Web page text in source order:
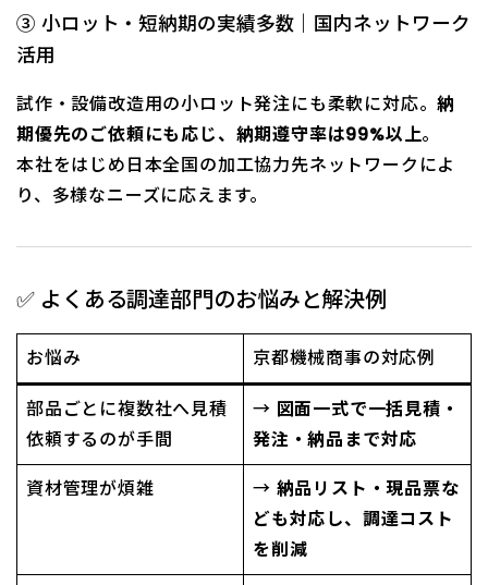
③ 小ロット・短納期の実績多数｜国内ネットワーク
活用
試作・設備改造用の小ロット発注にも柔軟に対応。納
期優先のご依頼にも応じ、納期遵守率は99%以上。
本社をはじめ日本全国の加工協力先ネットワークによ
り、多様なニーズに応えます。
✅ よくある調達部門のお悩みと解決例
お悩み 京都機械商事の対応例
部品ごとに複数社へ見積
依頼するのが手間
→ 図面一式で一括見積・
発注・納品まで対応
資材管理が煩雑
→ 納品リスト・現品票な
ども対応し、調達コスト
を削減